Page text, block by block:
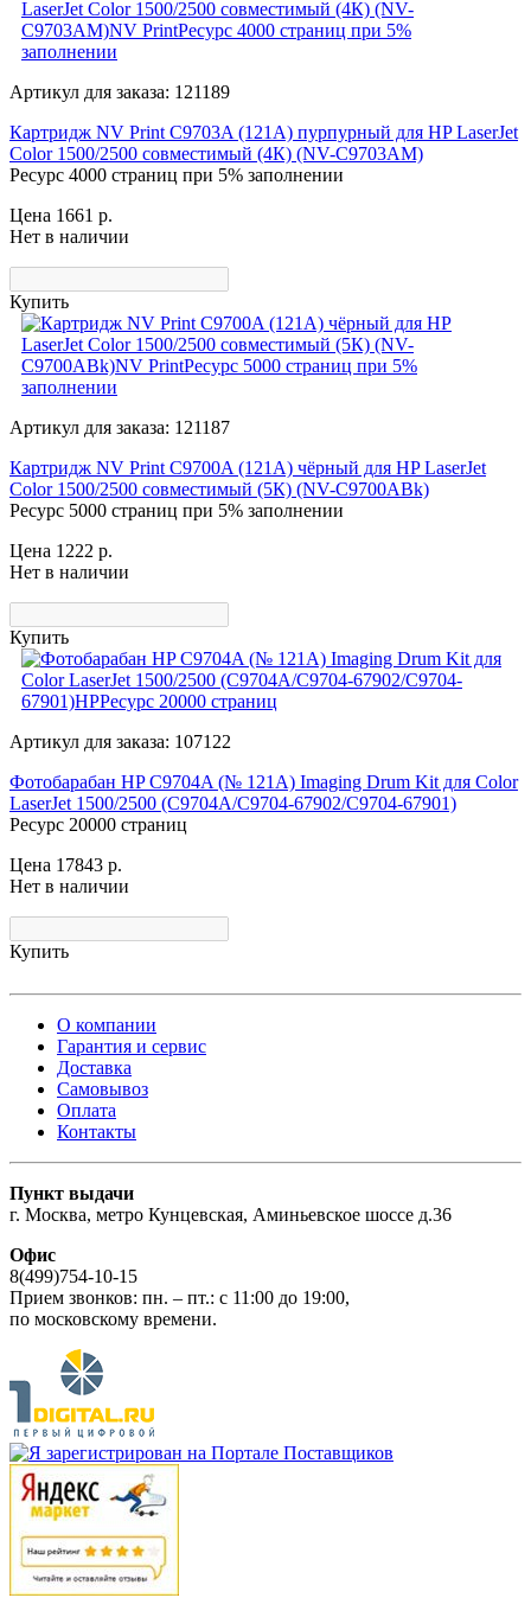
Артикул для заказа: 121189
Картридж NV Print C9703A (121A) пурпурный для HP LaserJet
Color 1500/2500 совместимый (4К) (NV-C9703AM)
Ресурс 4000 страниц при 5% заполнении
Цена 1661 р.
Нет в наличии
Купить
Артикул для заказа: 121187
Картридж NV Print C9700A (121A) чёрный для HP LaserJet
Color 1500/2500 совместимый (5К) (NV-C9700ABk)
Ресурс 5000 страниц при 5% заполнении
Цена 1222 р.
Нет в наличии
Купить
Артикул для заказа: 107122
Фотобарабан HP C9704A (№ 121A) Imaging Drum Kit для Color
LaserJet 1500/2500 (C9704A/C9704-67902/C9704-67901)
Ресурс 20000 страниц
Цена 17843 р.
Нет в наличии
Купить
О компании
Гарантия и сервис
Доставка
Самовывоз
Оплата
Контакты
Пункт выдачи
г. Москва, метро Кунцевская, Аминьевское шоссе д.36
Офис
8(499)754-10-15
Прием звонков: пн. – пт.: c 11:00 до 19:00,
по московскому времени.